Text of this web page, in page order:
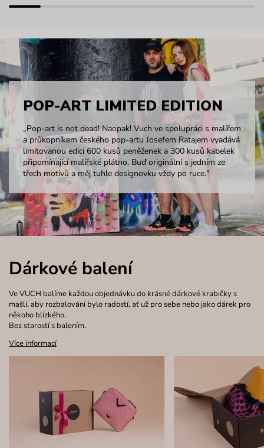
POP-ART LIMITED EDITION
„Pop-art is not dead! Naopak! Vuch ve spolupráci s malířem
a průkopníkem českého pop-artu Josefem Ratajem vyadává
limitovanou edici 600 kusů peněženek a 300 kusů kabelek
připomínající malířské plátno. Buď originální s jedním ze
třech motivů a měj tuhle designovku vždy po ruce."
Dárkové balení
Ve VUCH balíme každou objednávku do krásné dárkové krabičky s
mašlí, aby rozbalování bylo radostí, ať už pro sebe nebo jako dárek pro
někoho blízkého.
Bez starostí s balením.
Více informací